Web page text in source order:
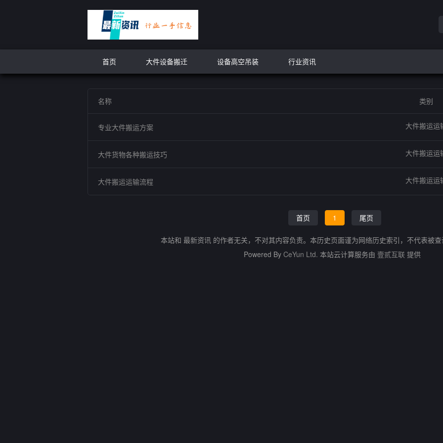
首页 大件设备搬迁 设备高空吊装 行业资讯
名称 类别
专业大件搬运方案 大件搬运运
大件货物各种搬运技巧 大件搬运运
大件搬运运输流程 大件搬运运
首页 1 尾页
本站和 最新资讯 的作者无关，不对其内容负责。本历史页面谨为网络历史索引，不代表被查
Powered By CeYun Ltd. 本站云计算服务由 壹贰互联 提供